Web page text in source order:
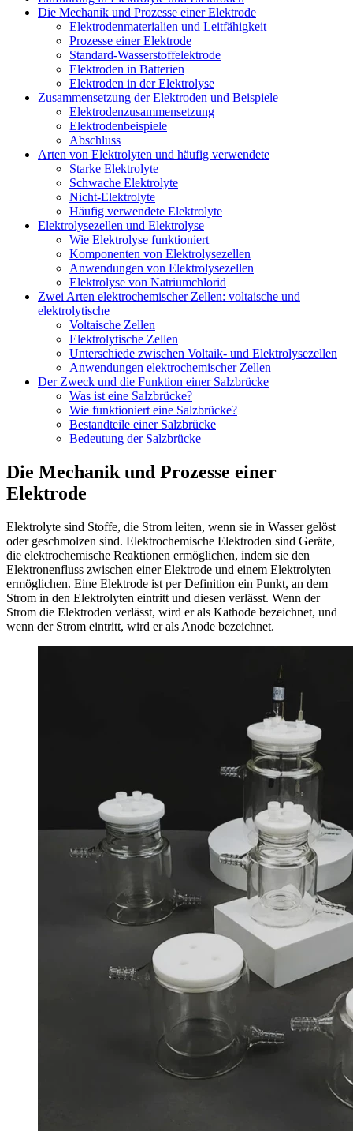
Die Mechanik und Prozesse einer Elektrode
Elektrodenmaterialien und Leitfähigkeit
Prozesse einer Elektrode
Standard-Wasserstoffelektrode
Elektroden in Batterien
Elektroden in der Elektrolyse
Zusammensetzung der Elektroden und Beispiele
Elektrodenzusammensetzung
Elektrodenbeispiele
Abschluss
Arten von Elektrolyten und häufig verwendete
Starke Elektrolyte
Schwache Elektrolyte
Nicht-Elektrolyte
Häufig verwendete Elektrolyte
Elektrolysezellen und Elektrolyse
Wie Elektrolyse funktioniert
Komponenten von Elektrolysezellen
Anwendungen von Elektrolysezellen
Elektrolyse von Natriumchlorid
Zwei Arten elektrochemischer Zellen: voltaische und
elektrolytische
Voltaische Zellen
Elektrolytische Zellen
Unterschiede zwischen Voltaik- und Elektrolysezellen
Anwendungen elektrochemischer Zellen
Der Zweck und die Funktion einer Salzbrücke
Was ist eine Salzbrücke?
Wie funktioniert eine Salzbrücke?
Bestandteile einer Salzbrücke
Bedeutung der Salzbrücke
Die Mechanik und Prozesse einer
Elektrode
Elektrolyte sind Stoffe, die Strom leiten, wenn sie in Wasser gelöst
oder geschmolzen sind. Elektrochemische Elektroden sind Geräte,
die elektrochemische Reaktionen ermöglichen, indem sie den
Elektronenfluss zwischen einer Elektrode und einem Elektrolyten
ermöglichen. Eine Elektrode ist per Definition ein Punkt, an dem
Strom in den Elektrolyten eintritt und diesen verlässt. Wenn der
Strom die Elektroden verlässt, wird er als Kathode bezeichnet, und
wenn der Strom eintritt, wird er als Anode bezeichnet.